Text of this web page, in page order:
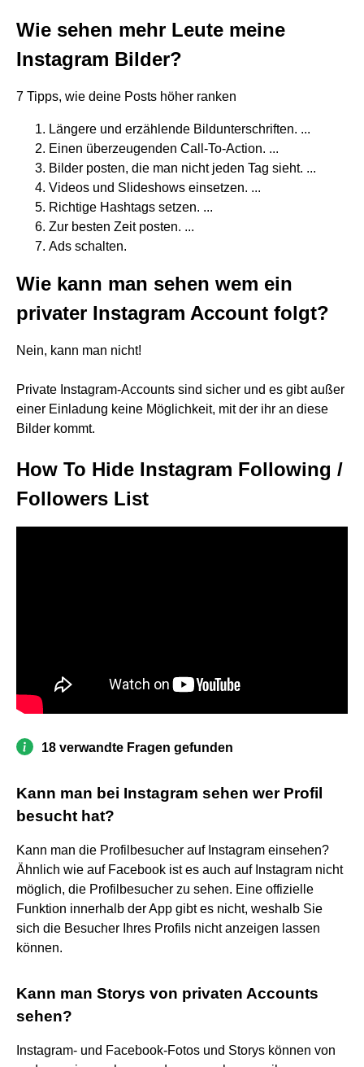
Wie sehen mehr Leute meine
Instagram Bilder?
7 Tipps, wie deine Posts höher ranken
Längere und erzählende Bildunterschriften. ...
Einen überzeugenden Call-To-Action. ...
Bilder posten, die man nicht jeden Tag sieht. ...
Videos und Slideshows einsetzen. ...
Richtige Hashtags setzen. ...
Zur besten Zeit posten. ...
Ads schalten.
Wie kann man sehen wem ein
privater Instagram Account folgt?
Nein, kann man nicht!
Private Instagram-Accounts sind sicher und es gibt außer
einer Einladung keine Möglichkeit, mit der ihr an diese
Bilder kommt.
How To Hide Instagram Following /
Followers List
18 verwandte Fragen gefunden
Kann man bei Instagram sehen wer Profil
besucht hat?
Kann man die Profilbesucher auf Instagram einsehen?
Ähnlich wie auf Facebook ist es auch auf Instagram nicht
möglich, die Profilbesucher zu sehen. Eine offizielle
Funktion innerhalb der App gibt es nicht, weshalb Sie
sich die Besucher Ihres Profils nicht anzeigen lassen
können.
Kann man Storys von privaten Accounts
sehen?
Instagram- und Facebook-Fotos und Storys können von